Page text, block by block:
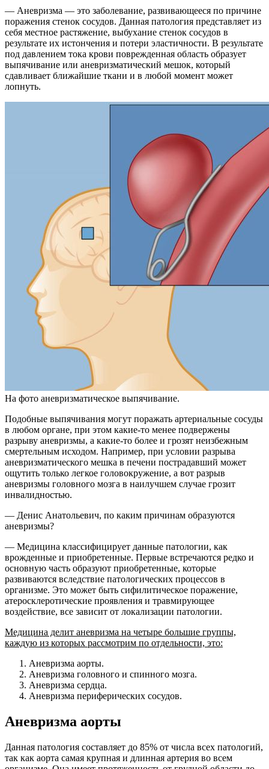
— Аневризма — это заболевание, развивающееся по причине
поражения стенок сосудов. Данная патология представляет из
себя местное растяжение, выбухание стенок сосудов в
результате их истончения и потери эластичности. В результате
под давлением тока крови поврежденная область образует
выпячивание или аневризматический мешок, который
сдавливает ближайшие ткани и в любой момент может
лопнуть.
На фото аневризматическое выпячивание.
Подобные выпячивания могут поражать артериальные сосуды
в любом органе, при этом какие-то менее подвержены
разрыву аневризмы, а какие-то более и грозят неизбежным
смертельным исходом. Например, при условии разрыва
аневризматического мешка в печени пострадавший может
ощутить только легкое головокружение, а вот разрыв
аневризмы головного мозга в наилучшем случае грозит
инвалидностью.
— Денис Анатольевич, по каким причинам образуются
аневризмы?
— Медицина классифицирует данные патологии, как
врожденные и приобретенные. Первые встречаются редко и
основную часть образуют приобретенные, которые
развиваются вследствие патологических процессов в
организме. Это может быть сифилитическое поражение,
атеросклеротические проявления и травмирующее
воздействие, все зависит от локализации патологии.
Медицина делит аневризма на четыре большие группы,
каждую из которых рассмотрим по отдельности, это:
Аневризма аорты.
Аневризма головного и спинного мозга.
Аневризма сердца.
Аневризма периферических сосудов.
Аневризма аорты
Данная патология составляет до 85% от числа всех патологий,
так как аорта самая крупная и длинная артерия во всем